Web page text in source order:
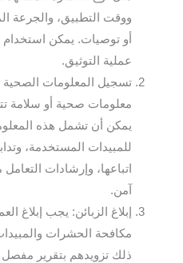
ووقت التطبيق، والجرعة
أو توصيات. يمكن استخدام
عملية التوثيق.
تسجيل المعلومات الصحية
معلومات صحية أو سلامة
يمكن أن تشمل هذه
للمبيدات المستخدمة،
اتباعها، وإرشادات
آمن.
إبلاغ الزبائن: يجب إبلاغ
مكافحة الحشرات
ذلك تزويدهم بتقرير